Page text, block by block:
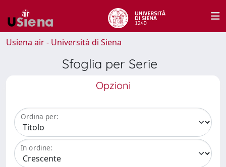
Usiena air - Università di Siena
Sfoglia per Serie
Opzioni
Ordina per:
In ordine: